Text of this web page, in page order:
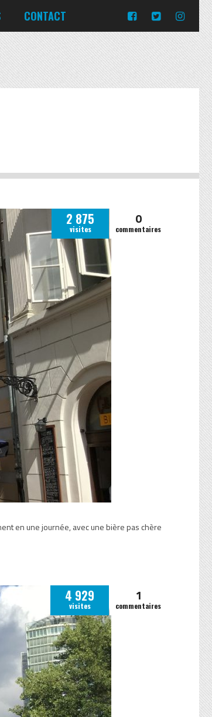
Sud
Arabes Unis
Islande
Italie
Lituanie
Portugal
Ukraine
République tchèque
CONTACT
Russie
Slovaquie
Slovénie
2 875
visites
0
commentaires
en une journée, avec une bière pas chère
4 929
visites
1
commentaires